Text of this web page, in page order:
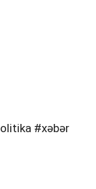
#xəbər